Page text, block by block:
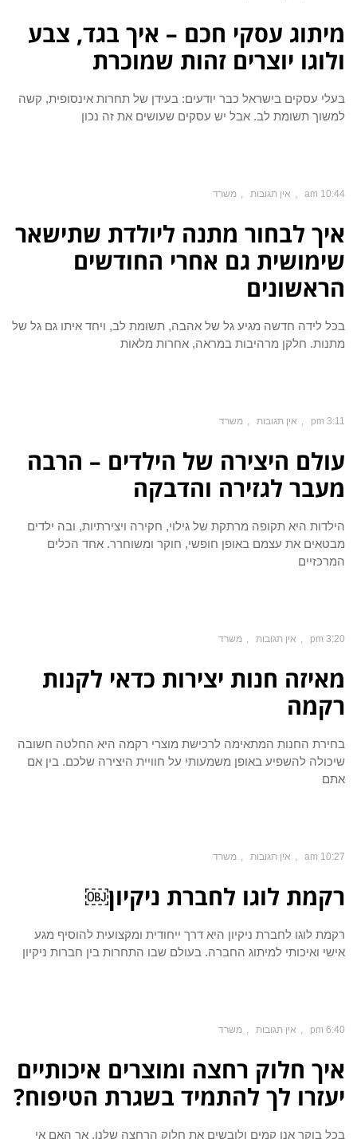
מיתוג עסקי חכם – איך בגד, צבע
ולוגו יוצרים זהות שמוכרת
בעלי עסקים בישראל כבר יודעים: בעידן של תחרות אינסופית, קשה
למשוך תשומת לב. אבל יש עסקים שעושים את זה נכון
10:44 am אין תגובות משרד
איך לבחור מתנה ליולדת שתישאר
שימושית גם אחרי החודשים
הראשונים
בכל לידה חדשה מגיע גל של אהבה, תשומת לב, ויחד איתו גם גל של
מתנות. חלקן מרהיבות במראה, אחרות מלאות
3:11 pm אין תגובות משרד
עולם היצירה של הילדים – הרבה
מעבר לגזירה והדבקה
הילדות היא תקופה מרתקת של גילוי, חקירה ויצירתיות, ובה ילדים
מבטאים את עצמם באופן חופשי, חוקר ומשוחרר. אחד הכלים
המרכזיים
3:20 pm אין תגובות משרד
מאיזה חנות יצירות כדאי לקנות
רקמה
בחירת החנות המתאימה לרכישת מוצרי רקמה היא החלטה חשובה
שיכולה להשפיע באופן משמעותי על חוויית היצירה שלכם. בין אם
אתם
10:27 am אין תגובות משרד
רקמת לוגו לחברת ניקיון￼
רקמת לוגו לחברת ניקיון היא דרך ייחודית ומקצועית להוסיף מגע
אישי ואיכותי למיתוג החברה. בעולם שבו התחרות בין חברות ניקיון
6:40 pm אין תגובות משרד
איך חלוק רחצה ומוצרים איכותיים
יעזרו לך להתמיד בשגרת הטיפוח?
בכל בוקר אנו קמים ולובשים את חלוק הרחצה שלנו, אך האם אי